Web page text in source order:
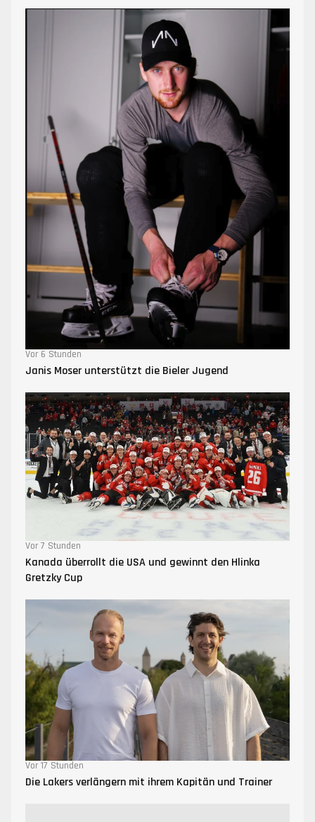
Vor 6 Stunden
Janis Moser unterstützt die Bieler Jugend
Vor 7 Stunden
Kanada überrollt die USA und gewinnt den Hlinka
Gretzky Cup
Vor 17 Stunden
Die Lakers verlängern mit ihrem Kapitän und Trainer